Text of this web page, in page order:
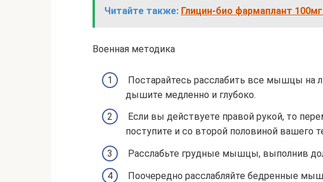
Читайте также: Глицин-био фармаплант
Военная методика
Постарайтесь расслабить все мышцы на
дышите медленно и глубоко.
Если вы действуете правой рукой, то
поступите и со второй половиной вашего
Расслабьте грудные мышцы, выполнив
Поочередно расслабляйте бедренные